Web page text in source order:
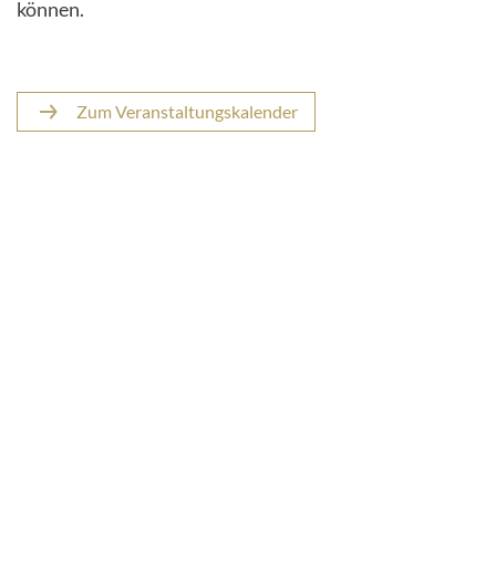
können.
Zum Veranstaltungskalender